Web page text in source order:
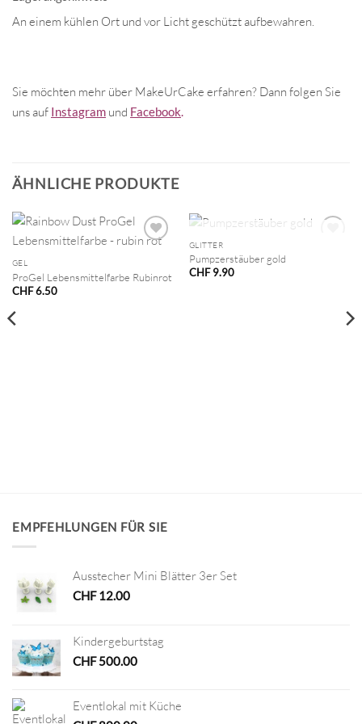
An einem kühlen Ort und vor Licht geschützt aufbewahren.
Sie möchten mehr über MakeUrCake erfahren? Dann folgen Sie
uns auf Instagram und Facebook.
ÄHNLICHE PRODUKTE
GEL
ProGel Lebensmittelfarbe Rubinrot
CHF6.50
NICHT VORRÄTIG
GLITTER
Pumpzerstäuber gold
CHF9.90
EMPFEHLUNGEN FÜR SIE
Ausstecher Mini Blätter 3er Set
CHF12.00
Kindergeburtstag
CHF500.00
Eventlokal mit Küche